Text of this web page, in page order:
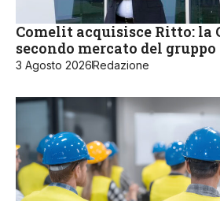
Comelit acquisisce Ritto: la
secondo mercato del
3 Agosto 2026Redazione